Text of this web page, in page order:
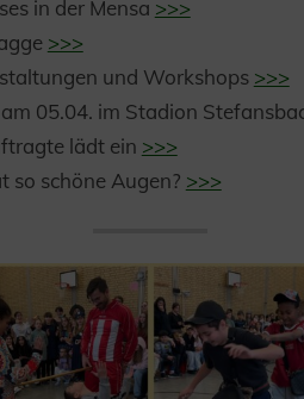
in der Mensa >>>
>>>
und Workshops >>>
05.04. im Stadion
lädt ein >>>
so schöne Augen? >>>